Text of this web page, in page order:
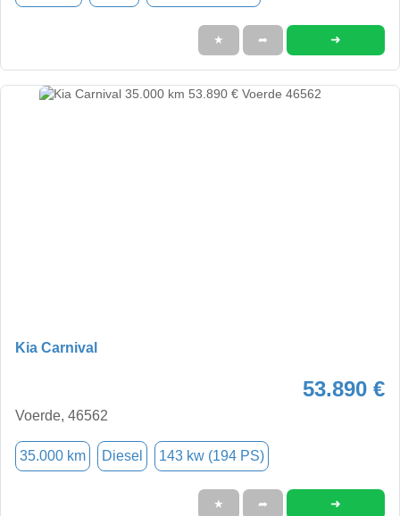
★ ➦ ➜
Kia Carnival
53.890 €
Voerde, 46562
35.000 km Diesel 143 kw (194 PS)
★ ➦ ➜